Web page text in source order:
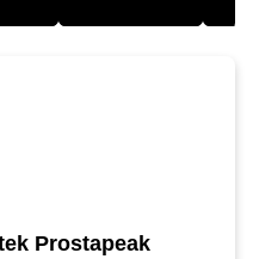
Prostapeak